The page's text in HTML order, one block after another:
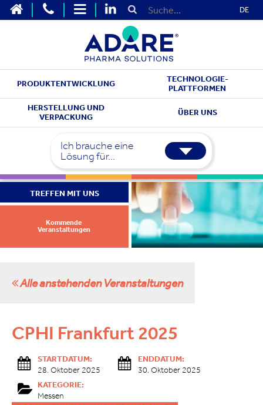
DE
PRODUKTENTWICKLUNG
TECHNOLOGIE-
PLATTFORMEN
HERSTELLUNG UND
VERPACKUNG
ÜBER UNS
Ich brauche eine
Lösung für...
TREFFEN MIT UNS
Kommende
Veranstaltungen
Alle anstehenden Veranstaltungen
CPHI Frankfurt 2025
STARTDATUM:
28. Oktober 2025
ENDDATUM:
30. Oktober 2025
KATEGORIE:
Messen